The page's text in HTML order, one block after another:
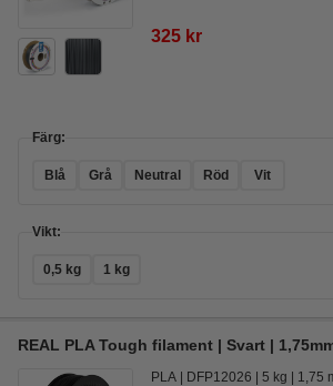
325 kr
Färg:
Blå Grå Neutral Röd Vit
Vikt:
0,5 kg 1 kg
REAL PLA Tough filament | Svart |
PLA DFP12026 5 kg 1,75